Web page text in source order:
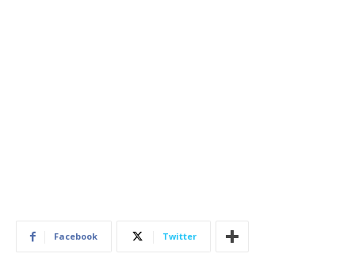
Facebook Twitter